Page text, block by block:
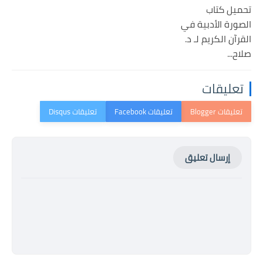
تحميل كتاب
الصورة الأدبية في
القرآن الكريم لـ د.
صلاح...
تعليقات
إرسال تعليق